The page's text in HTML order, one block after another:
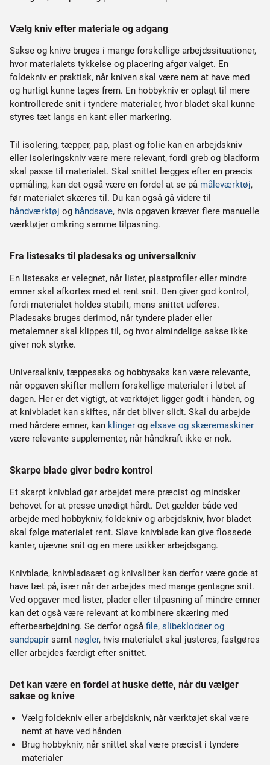
Vælg kniv efter materiale og adgang
Sakse og knive bruges i mange forskellige arbejdssituationer,
hvor materialets tykkelse og placering afgør valget. En
foldekniv er praktisk, når kniven skal være nem at have med
og hurtigt kunne tages frem. En hobbykniv er oplagt til mere
kontrollerede snit i tyndere materialer, hvor bladet skal kunne
styres tæt langs en kant eller markering.
Til isolering, tæpper, pap, plast og folie kan en arbejdskniv
eller isoleringskniv være mere relevant, fordi greb og bladform
skal passe til materialet. Skal snittet lægges efter en præcis
opmåling, kan det også være en fordel at se på måleværktøj,
før materialet skæres til. Du kan også gå videre til
håndværktøj og håndsave, hvis opgaven kræver flere manuelle
værktøjer omkring samme tilpasning.
Fra listesaks til pladesaks og universalkniv
En listesaks er velegnet, når lister, plastprofiler eller mindre
emner skal afkortes med et rent snit. Den giver god kontrol,
fordi materialet holdes stabilt, mens snittet udføres.
Pladesaks bruges derimod, når tyndere plader eller
metalemner skal klippes til, og hvor almindelige sakse ikke
giver nok styrke.
Universalkniv, tæppesaks og hobbysaks kan være relevante,
når opgaven skifter mellem forskellige materialer i løbet af
dagen. Her er det vigtigt, at værktøjet ligger godt i hånden, og
at knivbladet kan skiftes, når det bliver slidt. Skal du arbejde
med hårdere emner, kan klinger og elsave og skæremaskiner
være relevante supplementer, når håndkraft ikke er nok.
Skarpe blade giver bedre kontrol
Et skarpt knivblad gør arbejdet mere præcist og mindsker
behovet for at presse unødigt hårdt. Det gælder både ved
arbejde med hobbykniv, foldekniv og arbejdskniv, hvor bladet
skal følge materialet rent. Sløve knivblade kan give flossede
kanter, ujævne snit og en mere usikker arbejdsgang.
Knivblade, knivbladssæt og knivsliber kan derfor være gode at
have tæt på, især når der arbejdes med mange gentagne snit.
Ved opgaver med lister, plader eller tilpasning af mindre emner
kan det også være relevant at kombinere skæring med
efterbearbejdning. Se derfor også file, slibeklodser og
sandpapir samt nøgler, hvis materialet skal justeres, fastgøres
eller arbejdes færdigt efter snittet.
Det kan være en fordel at huske dette, når du vælger
sakse og knive
Vælg foldekniv eller arbejdskniv, når værktøjet skal være
nemt at have ved hånden
Brug hobbykniv, når snittet skal være præcist i tyndere
materialer